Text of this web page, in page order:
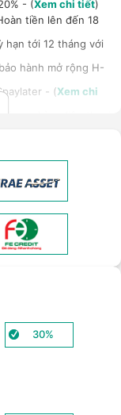
- (Xem chi tiết)
tiền lên đến 18
hạn tới 12 tháng với
hành mở rộng H-
- (Xem chi
Máy tính
tiết
phẩm Loa, tai nghe
Điện thoại/ Đồng
0 phí lên đến 6
- (
Mobifone, Vnsky
99k/tháng - (
nghiệp B2B khi
30%